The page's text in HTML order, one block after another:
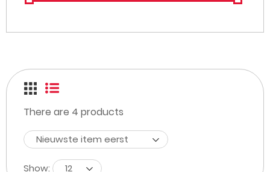
There are 4 products
Nieuwste item eerst
Show: 12